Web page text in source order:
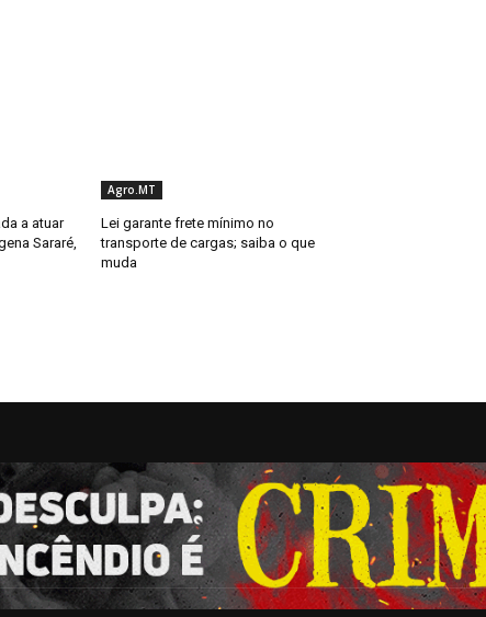
a atuar
Sararé,
Agro.MT
Lei garante frete mínimo no
transporte de cargas; saiba o que
muda